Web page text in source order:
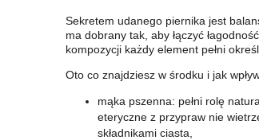
Sekretem udanego piernika jest
ma dobrany tak, aby łączyć
kompozycji każdy element pełni
Oto co znajdziesz w środku i jak
mąka pszenna: pełni rolę
eteryczne z przypraw nie
składnikami ciasta,